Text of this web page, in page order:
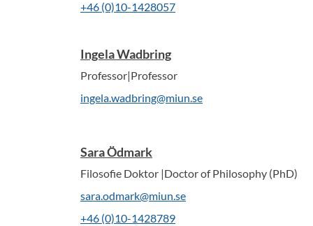
+46 (0)10-1428057
Ingela Wadbring
Professor|Professor
ingela.wadbring@miun.se
Sara Ödmark
Filosofie Doktor |Doctor of Philosophy (PhD)
sara.odmark@miun.se
+46 (0)10-1428789